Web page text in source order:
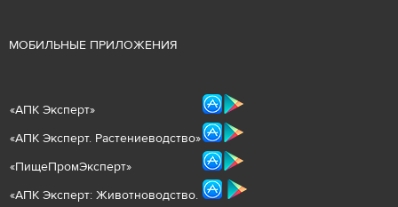
МОБИЛЬНЫЕ ПРИЛОЖЕНИЯ
«АПК Эксперт»
«АПК Эксперт. Растениеводство»
«ПищеПромЭксперт»
«АПК Эксперт: Животноводство.